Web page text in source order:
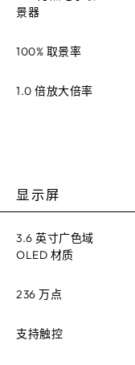
景器
100% 取景率
1.0 倍放大倍率
显示屏
3.6 英寸广色域
OLED 材质
236 万点
支持触控